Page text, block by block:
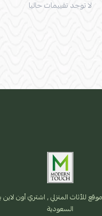
لا توجد تقييمات حاليا
للأثاث المنزلي , اشتري أون
السعودية